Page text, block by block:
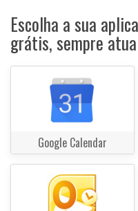
Escolha a sua
grátis, sempre
Google Calendar